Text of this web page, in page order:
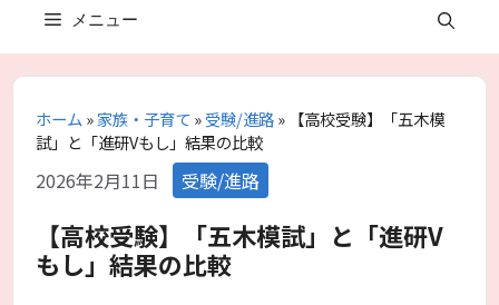
メニュー
ホーム»家族・子育て»受験/進路» 【高校受験】「五木模
試」と「進研Vもし」結果の比較
2026年2月11日 カ
テ
リ
ー
受験/進路
【高校受験】「五木模試」と「進研V
もし」結果の比較